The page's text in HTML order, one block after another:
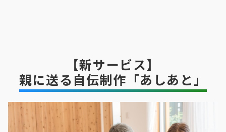
【新サービス】
親に送る自伝制作「あしあと」